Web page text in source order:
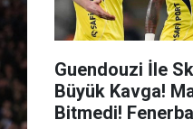
Guendouzi İle
Büyük Kavga!
Bitmedi!